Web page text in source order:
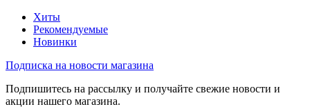
Хиты
Рекомендуемые
Новинки
Подписка на новости магазина
Подпишитесь на рассылку и получайте свежие новости и
акции нашего магазина.